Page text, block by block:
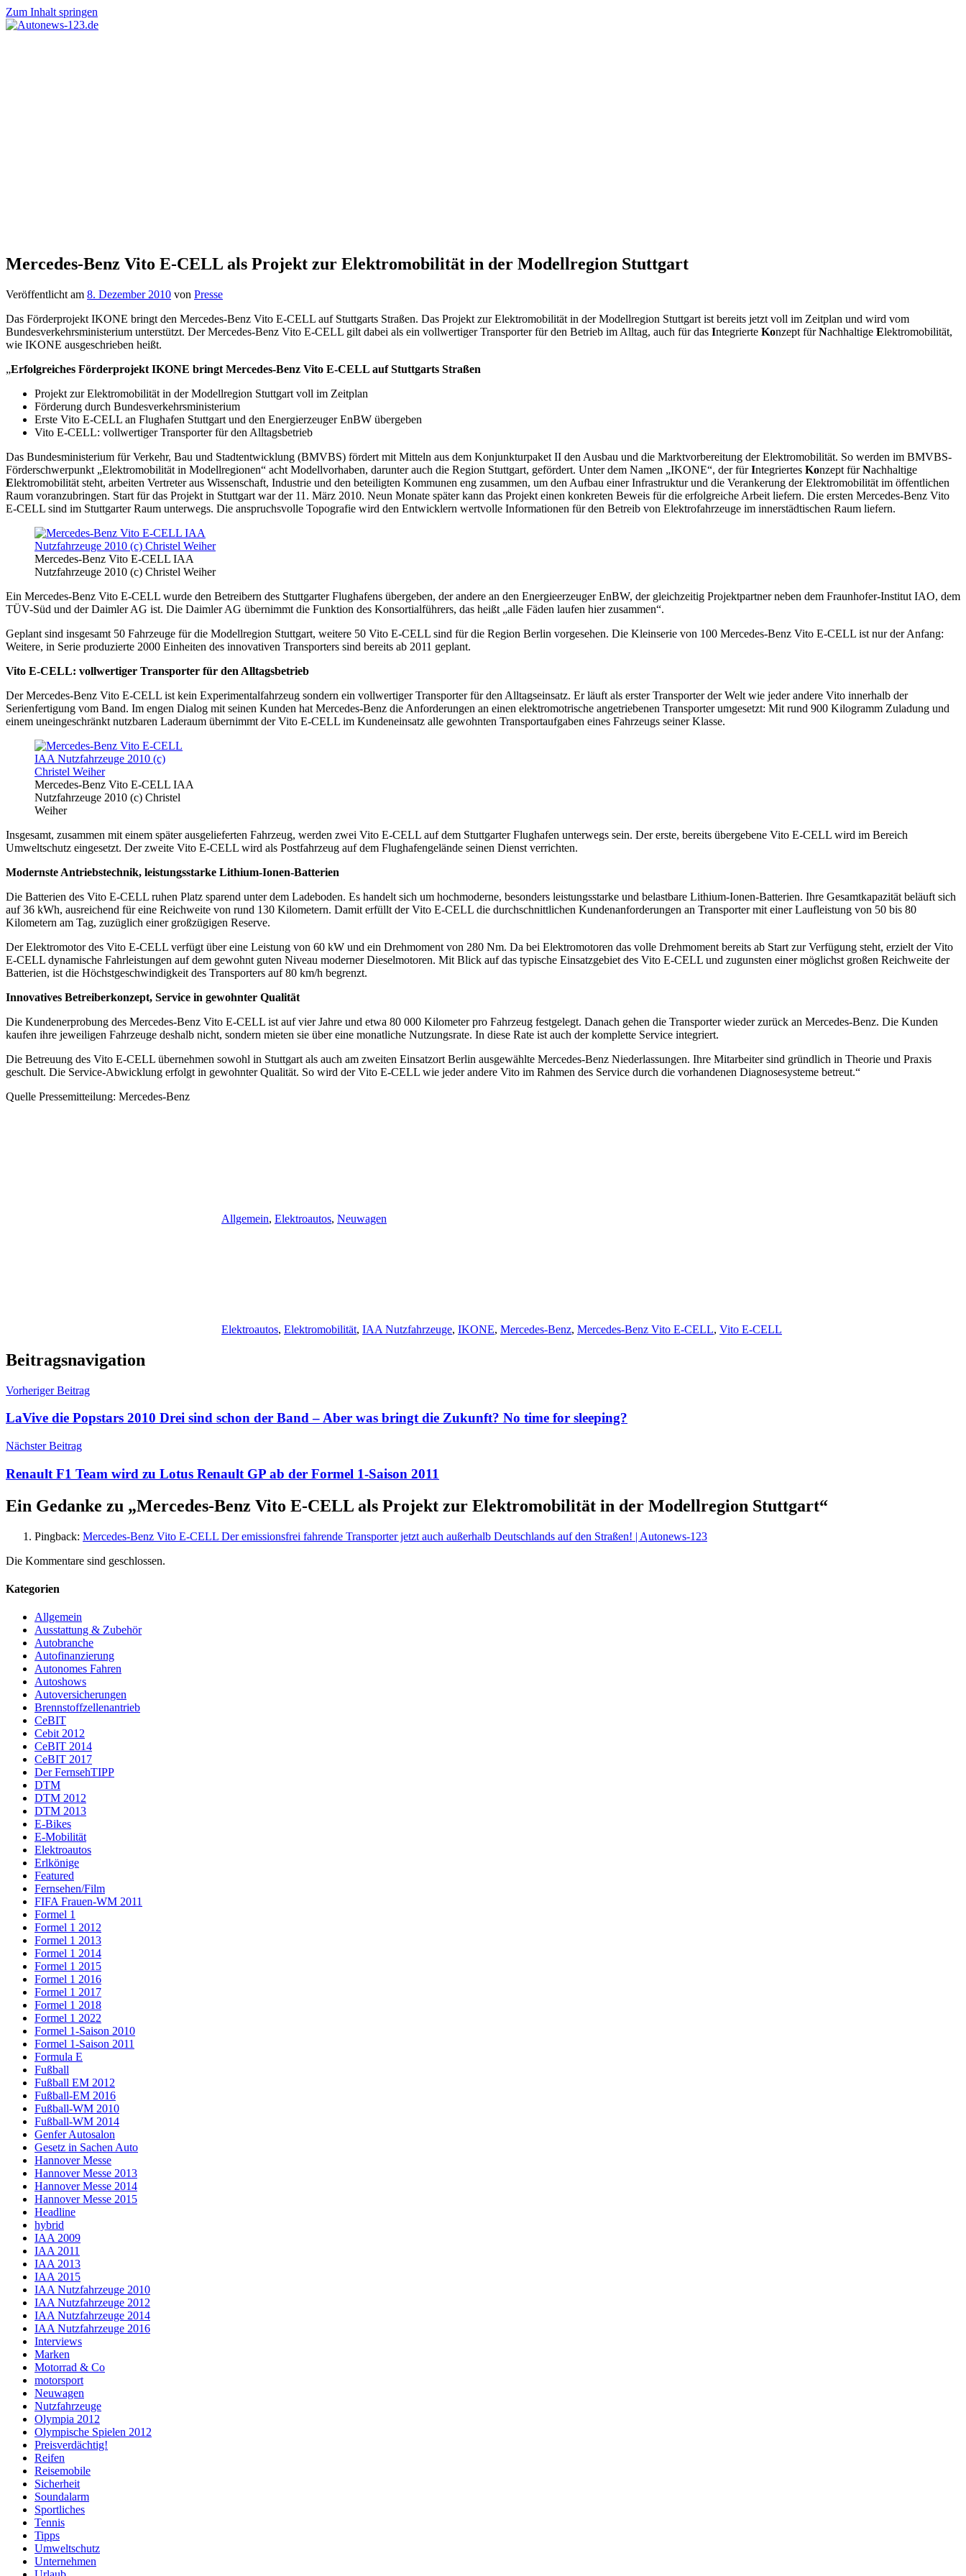
Zum Inhalt springen
Mercedes-Benz Vito E-CELL als Projekt zur Elektromobilität in der Modellregion Stuttgart
Veröffentlicht am 8. Dezember 2010 von Presse
Das Förderprojekt IKONE bringt den Mercedes-Benz Vito E-CELL auf Stuttgarts Straßen. Das Projekt zur Elektromobilität in der Modellregion Stuttgart ist bereits jetzt voll im Zeitplan und wird vom
Bundesverkehrsministerium unterstützt. Der Mercedes-Benz Vito E-CELL gilt dabei als ein vollwertiger Transporter für den Betrieb im Alltag, auch für das Integrierte Konzept fürNachhaltige Elektromobilität,
wie IKONE ausgeschrieben heißt.
„Erfolgreiches Förderprojekt IKONE bringt Mercedes-Benz Vito E-CELL auf Stuttgarts Straßen
Projekt zur Elektromobilität in der Modellregion Stuttgart voll im Zeitplan
Förderung durch Bundesverkehrsministerium
Erste Vito E-CELL an Flughafen Stuttgart und den Energierzeuger EnBW übergeben
Vito E-CELL: vollwertiger Transporter für den Alltagsbetrieb
Das Bundesministerium für Verkehr, Bau und Stadtentwicklung (BMVBS) fördert mit Mitteln aus dem Konjunkturpaket II den Ausbau und die Marktvorbereitung der Elektromobilität. So werden im BMVBS-
Förderschwerpunkt „Elektromobilität in Modellregionen“ acht Modellvorhaben, darunter auch die Region Stuttgart, gefördert. Unter dem Namen „IKONE“, der fürIntegriertes Konzept fürNachhaltige
Elektromobilität steht, arbeiten Vertreter aus Wissenschaft, Industrie und den beteiligten Kommunen eng zusammen, um den Aufbau einer Infrastruktur und die Verankerung der Elektromobilität im öffentlichen
Raum voranzubringen. Start für das Projekt in Stuttgart war der 11. März 2010. Neun Monate später kann das Projekt einen konkreten Beweis für die erfolgreiche Arbeit liefern. Die ersten Mercedes-Benz Vito
E-CELL sind im Stuttgarter Raum unterwegs. Die anspruchsvolle Topografie wird den Entwicklern wertvolle Informationen für den Betreib von Elektrofahrzeuge im innerstädtischen Raum liefern.
Mercedes-Benz Vito E-CELL IAA
Nutzfahrzeuge 2010 (c) Christel Weiher
Ein Mercedes-Benz Vito E-CELL wurde den Betreibern des Stuttgarter Flughafens übergeben, der andere an den Energieerzeuger EnBW, der gleichzeitig Projektpartner neben dem Fraunhofer-Institut IAO, dem
TÜV-Süd und der Daimler AG ist. Die Daimler AG übernimmt die Funktion des Konsortialführers, das heißt „alle Fäden laufen hier zusammen“.
Geplant sind insgesamt 50 Fahrzeuge für die Modellregion Stuttgart, weitere 50 Vito E-CELL sind für die Region Berlin vorgesehen. Die Kleinserie von 100 Mercedes-Benz Vito E-CELL ist nur der Anfang:
Weitere, in Serie produzierte 2000 Einheiten des innovativen Transporters sind bereits ab 2011 geplant.
Vito E-CELL: vollwertiger Transporter für den Alltagsbetrieb
Der Mercedes-Benz Vito E-CELL ist kein Experimentalfahrzeug sondern ein vollwertiger Transporter für den Alltagseinsatz. Er läuft als erster Transporter der Welt wie jeder andere Vito innerhalb der
Serienfertigung vom Band. Im engen Dialog mit seinen Kunden hat Mercedes-Benz die Anforderungen an einen elektromotrische angetriebenen Transporter umgesetzt: Mit rund 900 Kilogramm Zuladung und
einem uneingeschränkt nutzbaren Laderaum übernimmt der Vito E-CELL im Kundeneinsatz alle gewohnten Transportaufgaben eines Fahrzeugs seiner Klasse.
Mercedes-Benz Vito E-CELL IAA
Nutzfahrzeuge 2010 (c) Christel
Weiher
Insgesamt, zusammen mit einem später ausgelieferten Fahrzeug, werden zwei Vito E-CELL auf dem Stuttgarter Flughafen unterwegs sein. Der erste, bereits übergebene Vito E-CELL wird im Bereich
Umweltschutz eingesetzt. Der zweite Vito E-CELL wird als Postfahrzeug auf dem Flughafengelände seinen Dienst verrichten.
Modernste Antriebstechnik, leistungsstarke Lithium-Ionen-Batterien
Die Batterien des Vito E-CELL ruhen Platz sparend unter dem Ladeboden. Es handelt sich um hochmoderne, besonders leistungsstarke und belastbare Lithium-Ionen-Batterien. Ihre Gesamtkapazität beläuft sich
auf 36 kWh, ausreichend für eine Reichweite von rund 130 Kilometern. Damit erfüllt der Vito E-CELL die durchschnittlichen Kundenanforderungen an Transporter mit einer Laufleistung von 50 bis 80
Kilometern am Tag, zuzüglich einer großzügigen Reserve.
Der Elektromotor des Vito E-CELL verfügt über eine Leistung von 60 kW und ein Drehmoment von 280 Nm. Da bei Elektromotoren das volle Drehmoment bereits ab Start zur Verfügung steht, erzielt der Vito
E-CELL dynamische Fahrleistungen auf dem gewohnt guten Niveau moderner Dieselmotoren. Mit Blick auf das typische Einsatzgebiet des Vito E-CELL und zugunsten einer möglichst großen Reichweite der
Batterien, ist die Höchstgeschwindigkeit des Transporters auf 80 km/h begrenzt.
Innovatives Betreiberkonzept, Service in gewohnter Qualität
Die Kundenerprobung des Mercedes-Benz Vito E-CELL ist auf vier Jahre und etwa 80 000 Kilometer pro Fahrzeug festgelegt. Danach gehen die Transporter wieder zurück an Mercedes-Benz. Die Kunden
kaufen ihre jeweiligen Fahrzeuge deshalb nicht, sondern mieten sie über eine monatliche Nutzungsrate. In diese Rate ist auch der komplette Service integriert.
Die Betreuung des Vito E-CELL übernehmen sowohl in Stuttgart als auch am zweiten Einsatzort Berlin ausgewählte Mercedes-Benz Niederlassungen. Ihre Mitarbeiter sind gründlich in Theorie und Praxis
geschult. Die Service-Abwicklung erfolgt in gewohnter Qualität. So wird der Vito E-CELL wie jeder andere Vito im Rahmen des Service durch die vorhandenen Diagnosesysteme betreut.“
Quelle Pressemitteilung: Mercedes-Benz
Allgemein, Elektroautos, Neuwagen
Elektroautos, Elektromobilität, IAA Nutzfahrzeuge, IKONE, Mercedes-Benz, Mercedes-Benz Vito E-CELL, Vito E-CELL
Beitragsnavigation
Vorheriger Beitrag
LaVive die Popstars 2010 Drei sind schon der Band – Aber was bringt die Zukunft? No time for sleeping?
Nächster Beitrag
Renault F1 Team wird zu Lotus Renault GP ab der Formel 1-Saison 2011
Ein Gedanke zu „Mercedes-Benz Vito E-CELL als Projekt zur Elektromobilität in der Modellregion Stuttgart“
Pingback: Mercedes-Benz Vito E-CELL Der emissionsfrei fahrende Transporter jetzt auch außerhalb Deutschlands auf den Straßen! | Autonews-123
Die Kommentare sind geschlossen.
Kategorien
Allgemein
Ausstattung & Zubehör
Autobranche
Autofinanzierung
Autonomes Fahren
Autoshows
Autoversicherungen
Brennstoffzellenantrieb
CeBIT
Cebit 2012
CeBIT 2014
CeBIT 2017
Der FernsehTIPP
DTM
DTM 2012
DTM 2013
E-Bikes
E-Mobilität
Elektroautos
Erlkönige
Featured
Fernsehen/Film
FIFA Frauen-WM 2011
Formel 1
Formel 1 2012
Formel 1 2013
Formel 1 2014
Formel 1 2015
Formel 1 2016
Formel 1 2017
Formel 1 2018
Formel 1 2022
Formel 1-Saison 2010
Formel 1-Saison 2011
Formula E
Fußball
Fußball EM 2012
Fußball-EM 2016
Fußball-WM 2010
Fußball-WM 2014
Genfer Autosalon
Gesetz in Sachen Auto
Hannover Messe
Hannover Messe 2013
Hannover Messe 2014
Hannover Messe 2015
Headline
hybrid
IAA 2009
IAA 2011
IAA 2013
IAA 2015
IAA Nutzfahrzeuge 2010
IAA Nutzfahrzeuge 2012
IAA Nutzfahrzeuge 2014
IAA Nutzfahrzeuge 2016
Interviews
Marken
Motorrad & Co
motorsport
Neuwagen
Nutzfahrzeuge
Olympia 2012
Olympische Spielen 2012
Preisverdächtig!
Reifen
Reisemobile
Sicherheit
Soundalarm
Sportliches
Tennis
Tipps
Umweltschutz
Unternehmen